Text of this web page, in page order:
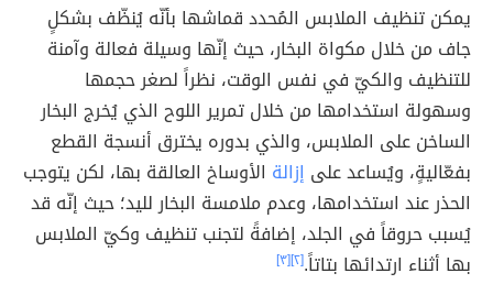
يمكن تنظيف الملابس المُحدد قماشها بأنّه يُنظّف بشكلٍ
جاف من خلال مكواة البخار، حيث إنّها وسيلة فعالة وآمنة
للتنظيف والكيّ في نفس الوقت، نظراً لصغر حجمها
وسهولة استخدامها من خلال تمرير اللوح الذي يُخرج البخار
الساخن على الملابس، والذي بدوره يخترق أنسجة القطع
بفعّاليةٍ، ويُساعد على إزالة الأوساخ العالقة بها، لكن يتوجب
الحذر عند استخدامها، وعدم ملامسة البخار لليد؛ حيث إنّه قد
يُسبب حروقاً في الجلد، إضافةً لتجنب تنظيف وكيّ الملابس
بها أثناء ارتدائها بتاتاً.[٢] [٣]